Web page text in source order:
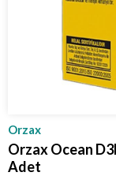
Orzax
Orzax Ocean
Adet